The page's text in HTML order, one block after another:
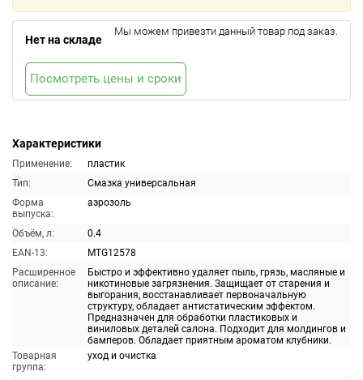
Характеристики
Применение:
пластик
Тип:
Смазка универсальная
Форма
выпуска:
аэрозоль
Объём, л:
0.4
EAN-13:
MTG12578
Расширенное
описание:
Быстро и эффективно удаляет пыль, грязь, масляные и
никотиновые загрязнения. Защищает от старения и
выгорания, восстанавливает первоначальную
структуру, обладает антистатическим эффектом.
Предназначен для обработки пластиковых и
виниловых деталей салона. Подходит для молдингов и
бамперов. Обладает приятным ароматом клубники.
Товарная
группа:
уход и очистка
Нет на складе
Мы можем привезти данный товар под заказ.
Посмотреть цены и сроки